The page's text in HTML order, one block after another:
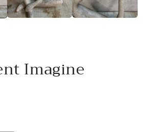
Imagine